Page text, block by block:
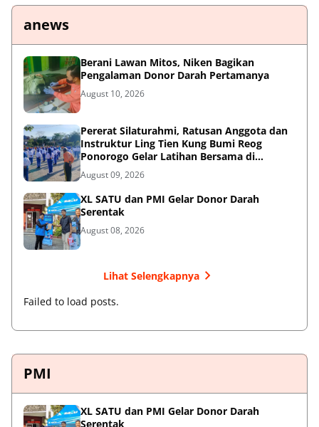
anews
Berani Lawan Mitos, Niken Bagikan
Pengalaman Donor Darah Pertamanya
August 10, 2026
Pererat Silaturahmi, Ratusan Anggota dan
Instruktur Ling Tien Kung Bumi Reog
Ponorogo Gelar Latihan Bersama di
Embung Pakel
August 09, 2026
XL SATU dan PMI Gelar Donor Darah
Serentak
August 08, 2026
Lihat Selengkapnya
Failed to load posts.
PMI
XL SATU dan PMI Gelar Donor Darah
Serentak